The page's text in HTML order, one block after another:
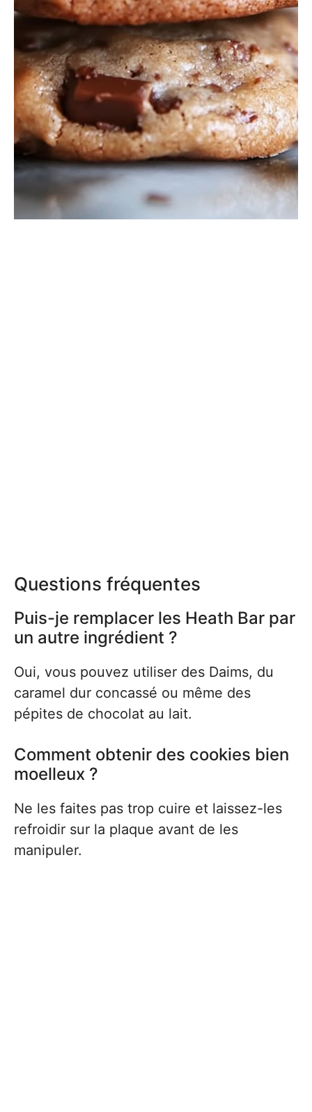
Questions fréquentes
Puis-je remplacer les Heath Bar par
un autre ingrédient ?
Oui, vous pouvez utiliser des Daims, du
caramel dur concassé ou même des
pépites de chocolat au lait.
Comment obtenir des cookies bien
moelleux ?
Ne les faites pas trop cuire et laissez-les
refroidir sur la plaque avant de les
manipuler.